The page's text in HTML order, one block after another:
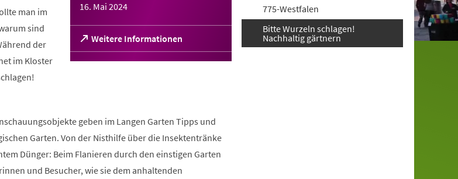
16. Mai 2024
Weitere Informationen
(Öffnet
in
einem
man im
sind
der
im Kloster
geben im Langen Garten Tipps und
Garten. Von der Nisthilfe über die Insektentränke
Dünger: Beim Flanieren durch den einstigen Garten
und Besucher, wie sie dem anhaltenden
775-Westfalen
Bitte Wurzeln schlagen!
Nachhaltig gärtnern